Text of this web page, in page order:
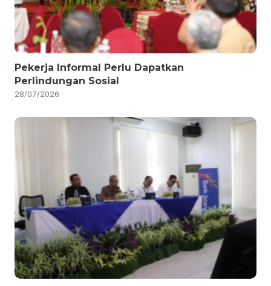
Pekerja Informal Perlu Dapatkan
Perlindungan Sosial
28/07/2026